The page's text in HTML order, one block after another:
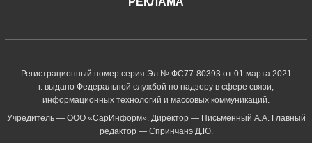
Регистрационный номер серия Эл № ФС77-80393 от 01 марта 2021
г. выдано Федеральной службой по надзору в сфере связи,
информационных технологий и массовых коммуникаций.
Учредитель — ООО «СарИнформ». Директор — Письменный А.А. Главный
редактор — Спринчанэ Д.Ю.